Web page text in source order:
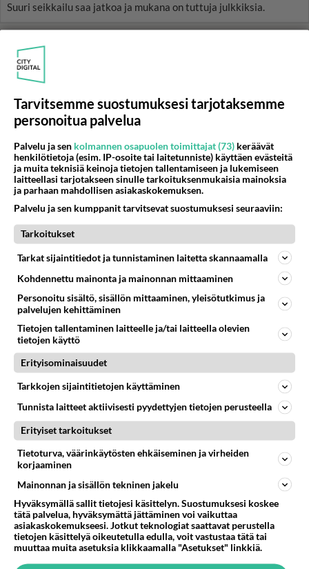
Suuri seikkailu saa jatkoa ja mukana on tuttuja julkkiksia.
Samat naamat! Nelonen kierrättää
julkkiksiaan - Onko jo liikaa samoja tv-
kasvoja tässä realityssä?
Suuri seikkailu saa jatkoa ja mukana on tuttuja julkkiksia.
LUETUIMMAT
Muistatko? Kädestä suuhun
elävä Satu sai jättimäisen
miljonääriltä
Tiesitkö? Martina Aitolehden
isäpuoli on tämä suosittu
laulaja
Luetuimmat: Aarne Pelkonen
ja Noora Louhimo vihdoinkin
Danny, 83, teki yllättävän
teon - Missä on 25-vuotias
Helmi Loukasmäki?
Tarvitsemme suostumuksesi tarjotaksemme
personoitua palvelua
Palvelu ja sen kolmannen osapuolen toimittajat (73) keräävät
henkilötietoja (esim. IP-osoite tai laitetunniste) käyttäen evästeitä
ja muita teknisiä keinoja tietojen tallentamiseen ja lukemiseen
laitteellasi tarjotakseen sinulle tarkoituksenmukaisia mainoksia
ja parhaan mahdollisen asiakaskokemuksen.
Palvelu ja sen kumppanit tarvitsevat suostumuksesi seuraaviin:
Tarkoitukset
Tarkat sijaintitiedot ja tunnistaminen laitetta skannaamalla
Kohdennettu mainonta ja mainonnan mittaaminen
Personoitu sisältö, sisällön mittaaminen, yleisötutkimus ja
palvelujen kehittäminen
Tietojen tallentaminen laitteelle ja/tai laitteella olevien
tietojen käyttö
Erityisominaisuudet
Tarkkojen sijaintitietojen käyttäminen
Tunnista laitteet aktiivisesti pyydettyjen tietojen perusteella
Erityiset tarkoitukset
Tietoturva, väärinkäytösten ehkäiseminen ja virheiden
korjaaminen
Mainonnan ja sisällön tekninen jakelu
Hyväksymällä sallit tietojesi käsittelyn. Suostumuksesi koskee
tätä palvelua, hyväksymättä jättäminen voi vaikuttaa
asiakaskokemukseesi. Jotkut teknologiat saattavat perustella
tietojen käsittelyä oikeutetulla edulla, voit vastustaa tätä tai
muuttaa muita asetuksia klikkaamalla "Asetukset" linkkiä.